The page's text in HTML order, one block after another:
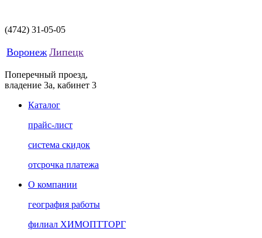
(4742) 31-05-05
Воронеж Липецк
Поперечный проезд,
владение 3а, кабинет 3
Каталог
прайс-лист
система скидок
отсрочка платежа
О компании
география работы
филиал ХИМОПТТОРГ